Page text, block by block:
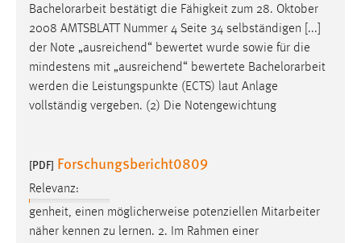
Bachelorarbeit bestätigt die Fähigkeit zum 28. Oktober
2008 AMTSBLATT Nummer 4 Seite 34 selbständigen [...]
der Note „ausreichend“ bewertet wurde sowie für die
mindestens mit „ausreichend“ bewertete Bachelorarbeit
werden die Leistungspunkte (ECTS) laut Anlage
vollständig vergeben. (2) Die Notengewichtung
[PDF] Forschungsbericht0809
Relevanz:
genheit, einen möglicherweise potenziellen Mitarbeiter
näher kennen zu lernen. 2. Im Rahmen einer